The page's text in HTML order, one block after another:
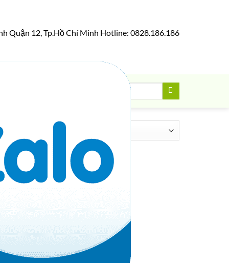
Quận 12, Tp.Hồ Chí Minh Hotline: 0828.186.186
nhất